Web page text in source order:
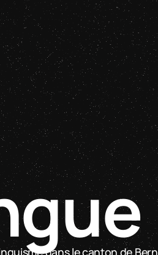
Sites internet Solutions
dans le canton de